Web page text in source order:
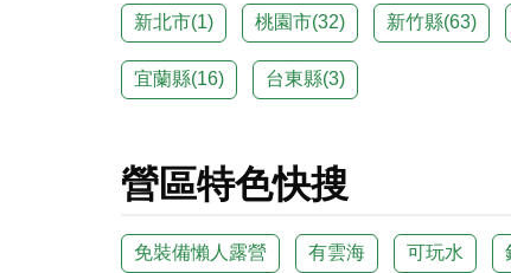
新北市(1) 桃園市(32) 新竹縣(63)
宜蘭縣(16) 台東縣(3)
營區特色快搜
免裝備懶人露營 有雲海 可玩水